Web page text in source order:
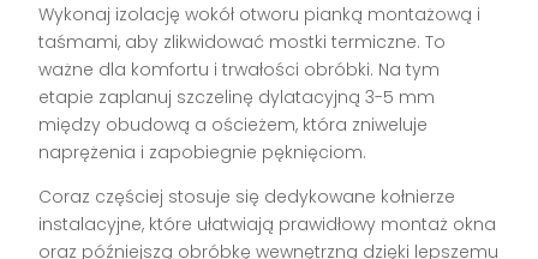
Wykonaj izolację wokół otworu pianką montażową i
taśmami, aby zlikwidować mostki termiczne. To
ważne dla komfortu i trwałości obróbki. Na tym
etapie zaplanuj szczelinę dylatacyjną 3-5 mm
między obudową a ościeżem, która zniweluje
naprężenia i zapobiegnie pęknięciom.
Coraz częściej stosuje się dedykowane kołnierze
instalacyjne, które ułatwiają prawidłowy montaż okna
oraz późniejszą obróbkę wewnętrzną dzięki lepszemu